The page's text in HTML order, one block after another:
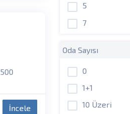
İncele
5
7
Oda Sayısı
0
1+1
10 Üzeri